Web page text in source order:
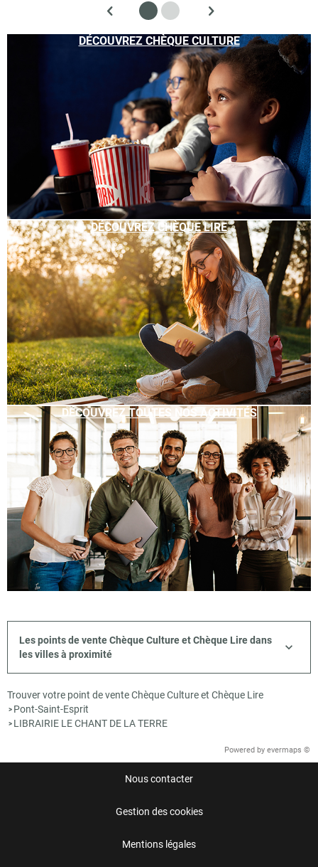
DÉCOUVREZ CHÈQUE CULTURE
DÉCOUVREZ CHÈQUE LIRE
DÉCOUVREZ TOUTES NOS ACTIVITÉS
Les points de vente Chèque Culture et Chèque Lire dans
les villes à proximité
Trouver votre point de vente Chèque Culture et Chèque Lire
> Pont-Saint-Esprit
> LIBRAIRIE LE CHANT DE LA TERRE
Powered by evermaps ©
Nous contacter
Gestion des cookies
Mentions légales